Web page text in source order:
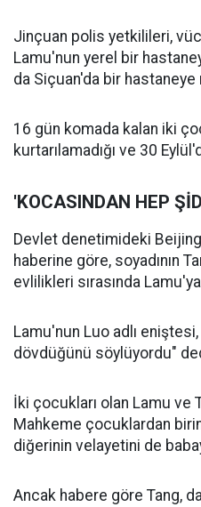
Jinçuan polis yetkilileri,
Lamu'nun yerel bir
da Siçuan'da bir
16 gün komada kalan iki
kurtarılamadığı ve 30
'KOCASINDAN HEP
Devlet denetimideki
haberine göre, soyadının
evlilikleri sırasında
Lamu'nun Luo adlı
dövdüğünü söylüyordu"
İki çocukları olan Lamu ve
Mahkeme çocuklardan
diğerinin velayetini de
Ancak habere göre Tang,